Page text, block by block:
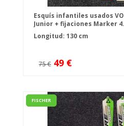
Esquís infantiles usados
Junior + fijaciones Marker
Longitud: 130 cm
75 € 49 €
FISCHER